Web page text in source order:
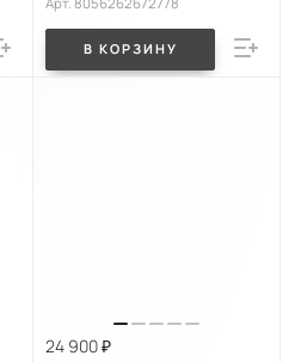
В КОРЗИНУ
24 900 ₽